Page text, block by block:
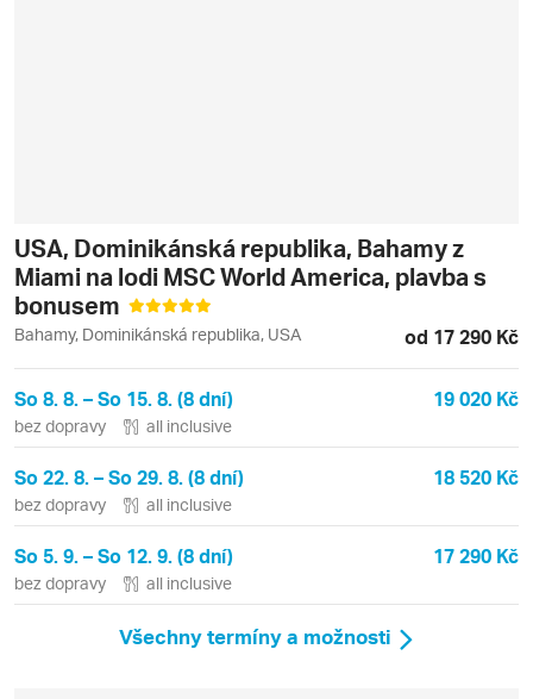
USA, Dominikánská republika, Bahamy z
Miami na lodi MSC World America, plavba s
bonusem
Bahamy, Dominikánská republika, USA od 17 290 Kč
So 8. 8. – So 15. 8. (8 dní) 19 020 Kč
bez dopravy all inclusive
So 22. 8. – So 29. 8. (8 dní) 18 520 Kč
bez dopravy all inclusive
So 5. 9. – So 12. 9. (8 dní) 17 290 Kč
bez dopravy all inclusive
Všechny termíny a možnosti